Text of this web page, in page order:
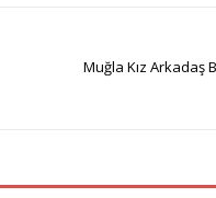
Muğla Kız Arkadaş